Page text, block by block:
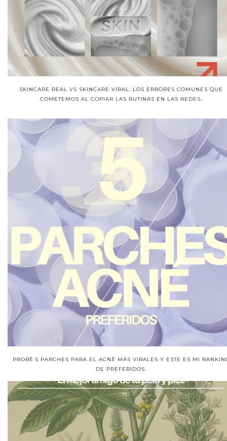
SKINCARE REAL VS SKINCARE VIRAL: LOS ERRORES COMUNES QUE
COMETEMOS AL COPIAR LAS RUTINAS EN LAS REDES.
PROBÉ 5 PARCHES PARA EL ACNÉ MÁS VIRALES Y ESTE ES MI
DE PREFERIDOS.